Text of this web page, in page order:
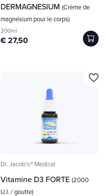
DERMAGNESIUM (Crème de
magnésium pour le corps)
200ml
€ 27,50
Dr. Jacob's® Medical
Vitamine D3 FORTE (2000
U.I. / goutte)
favorite_border